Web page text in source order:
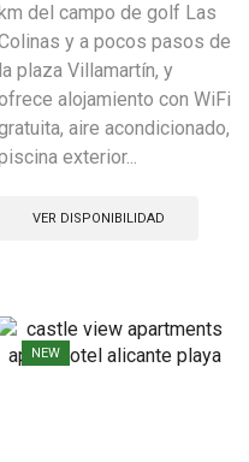
km del campo de golf Las
y a pocos pasos de
la plaza Villamartín, y
alojamiento con WiFi
aire acondicionado,
exterior...
VER DISPONIBILIDAD
NEW